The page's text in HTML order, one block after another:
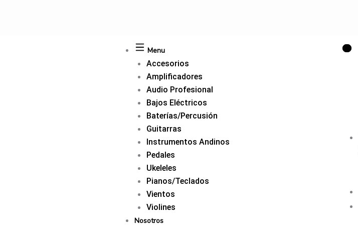
Menu
Accesorios
Amplificadores
Audio Profesional
Bajos Eléctricos
Baterías/Percusión
Guitarras
Instrumentos Andinos
Pedales
Ukeleles
Pianos/Teclados
Vientos
Violines
Nosotros